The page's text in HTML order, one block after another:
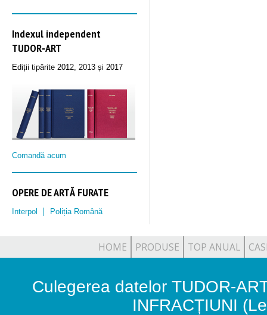
Indexul independent
TUDOR‑ART
Ediții tipărite 2012, 2013 și 2017
Comandă acum
OPERE DE ARTĂ FURATE
Interpol Poliția Română
HOME PRODUSE TOP ANUAL
Culegerea datelor TUDOR-
INFRACȚIUNI